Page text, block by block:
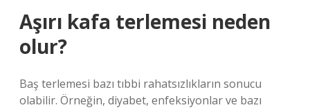
Aşırı kafa terlemesi neden
olur?
Baş terlemesi bazı tıbbi rahatsızlıkların sonucu
olabilir. Örneğin, diyabet, enfeksiyonlar ve bazı